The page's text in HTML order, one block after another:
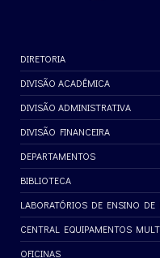
DIRETORIA
DIVISÃO ACADÊMICA
DIVISÃO ADMINISTRATIVA
DIVISÃO FINANCEIRA
DEPARTAMENTOS
BIBLIOTECA
LABORATÓRIOS DE ENSINO DE
CENTRAL EQUIPAMENTOS
OFICINAS